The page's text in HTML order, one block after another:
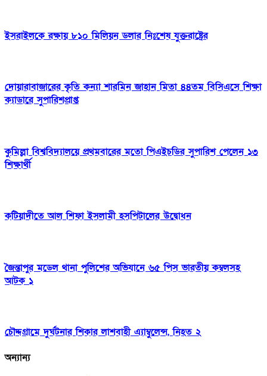
ইসরাইলকে রক্ষায় ৮১০ মিলিয়ন ডলার নিঃশেষ যুক্তরাষ্ট্রের
দোয়ারাবাজারের কৃতি কন্যা শারমিন জাহান মিতা ৪৪তম বিসিএসে শিক্ষা
ক্যাডারে সুপারিশপ্রাপ্ত
কুমিল্লা বিশ্ববিদ্যালয়ে প্রথমবারের মতো পিএইচডির সুপারিশ পেলেন ১৩
শিক্ষার্থী
কটিয়াদীতে আল শিফা ইসলামী হসপিটালের উদ্বোধন
জৈন্তাপুর মডেল থানা পুলিশের অভিযানে ৬৫ পিস ভারতীয় কম্বলসহ
আটক ১
চৌদ্দগ্রামে দুর্ঘটনার শিকার লাশবাহী এ্যাম্বুলেন্স, নিহত ২
অন্যান্য